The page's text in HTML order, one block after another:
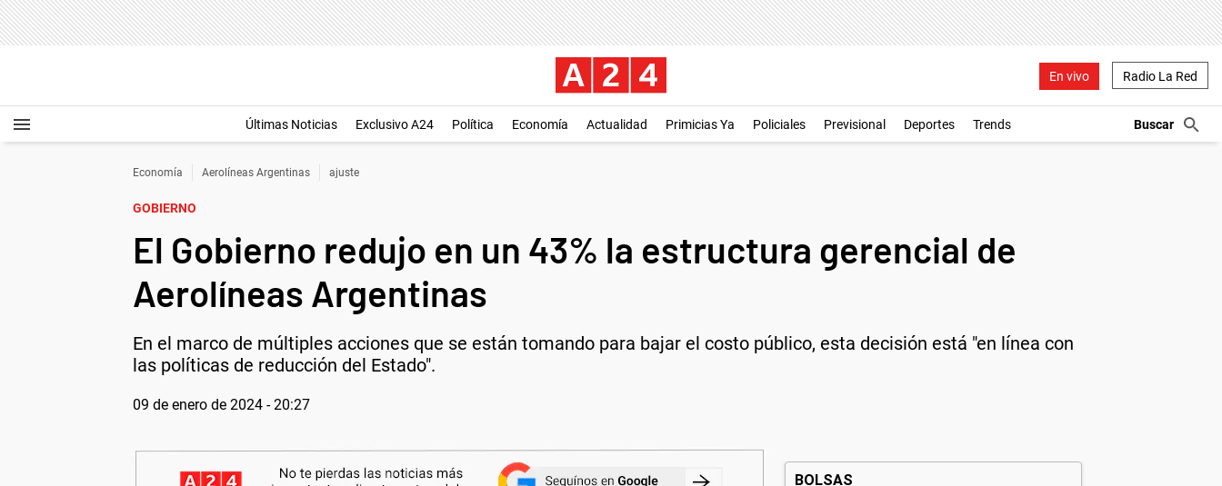
En vivo Radio La Red
Últimas Noticias Exclusivo A24 Política Economía Actualidad Primicias Ya Policiales Previsional Deportes Trends
Economía Aerolíneas Argentinas ajuste
GOBIERNO
El Gobierno redujo en un 43% la estructura gerencial de
Aerolíneas Argentinas
En el marco de múltiples acciones que se están tomando para bajar el costo público, esta decisión está "en línea con
las políticas de reducción del Estado".
09 de enero de 2024 - 20:27